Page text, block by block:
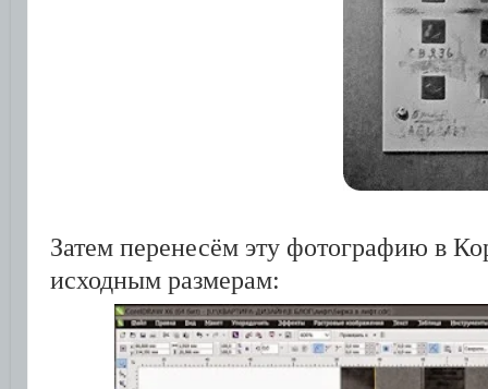
Затем перенесём эту фотографию в
исходным размерам: